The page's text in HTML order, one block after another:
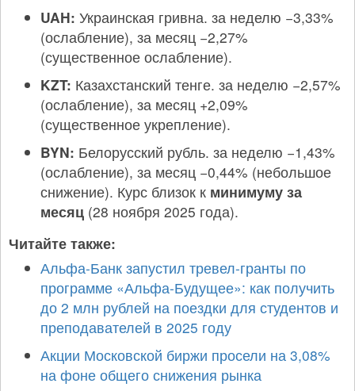
UAH: Украинская гривна. за неделю −3,33%
(ослабление), за месяц −2,27%
(существенное ослабление).
KZT: Казахстанский тенге. за неделю −2,57%
(ослабление), за месяц +2,09%
(существенное укрепление).
BYN: Белорусский рубль. за неделю −1,43%
(ослабление), за месяц −0,44% (небольшое
снижение). Курс близок к минимуму за
месяц (28 ноября 2025 года).
Читайте также:
Альфа-Банк запустил тревел-гранты по
программе «Альфа-Будущее»: как получить
до 2 млн рублей на поездки для студентов и
преподавателей в 2025 году
Акции Московской биржи просели на 3,08%
на фоне общего снижения рынка